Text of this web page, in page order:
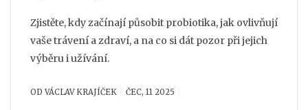
Zjistěte, kdy začínají působit probiotika, jak ovlivňují
vaše trávení a zdraví, a na co si dát pozor při jejich
výběru i užívání.
ODVÁCLAV KRAJÍČEK ČEC, 11 2025